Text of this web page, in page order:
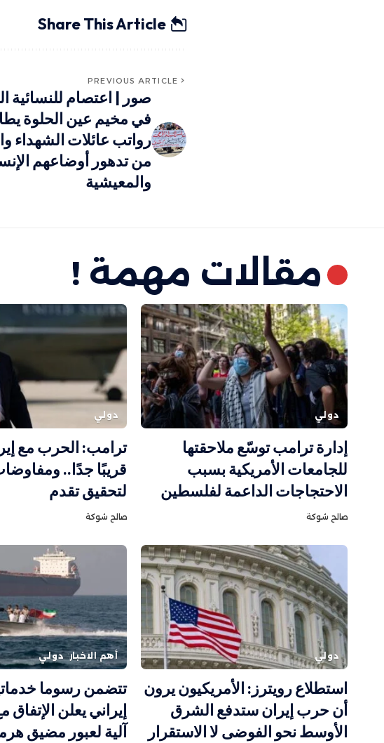
Share This Article
PREVIOUS ARTICLE
صور | اعتصام للنسائية
في مخيم عين الحلوة
رواتب عائلات الشهداء
من تدهور أوضاعهم
والمعيشية
مقالات مهمة !
دولي
إدارة ترامب توسّع ملاحقتها
للجامعات الأمريكية بسبب
الاحتجاجات الداعمة لفلسطين
صالح شوكة
دولي
ترامب: الحرب مع
قريبًا جدًا..
لتحقيق تقدم
صالح شوكة
دولي
استطلاع رويترز: الأمريكيون يرون
أن حرب إيران ستدفع الشرق
الأوسط نحو الفوضى لا الاستقرار
أهم الاخبار دولي
تتضمن رسوما
إيراني يعلن
آلية لعبور مضيق